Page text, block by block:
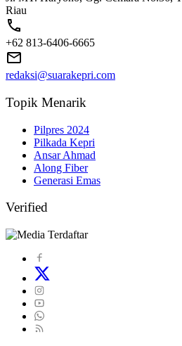
Riau
+62 813-6406-6665
redaksi@suarakepri.com
Topik Menarik
Pilpres 2024
Pilkada Kepri
Ansar Ahmad
Along Fiber
Generasi Emas
Verified